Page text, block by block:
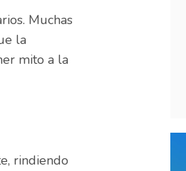
Muchas
la
mito a la
rindiendo